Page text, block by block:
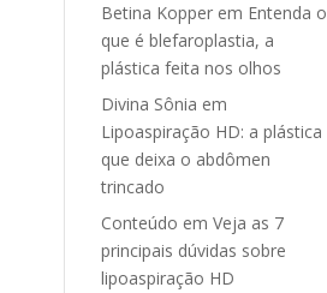
Betina Kopper em Entenda o
que é blefaroplastia, a
plástica feita nos olhos
Divina Sônia em
Lipoaspiração HD: a plástica
que deixa o abdômen
trincado
Conteúdo emVeja as 7
principais dúvidas sobre
lipoaspiração HD